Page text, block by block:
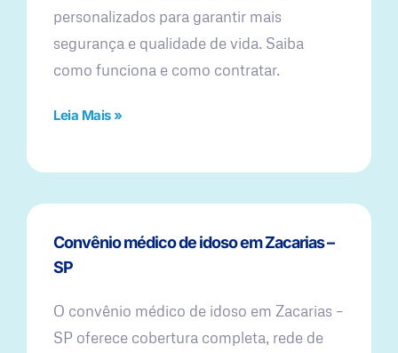
personalizados para garantir mais
segurança e qualidade de vida. Saiba
como funciona e como contratar.
Leia Mais »
Convênio médico de idoso em Zacarias –
SP
O convênio médico de idoso em Zacarias –
SP oferece cobertura completa, rede de